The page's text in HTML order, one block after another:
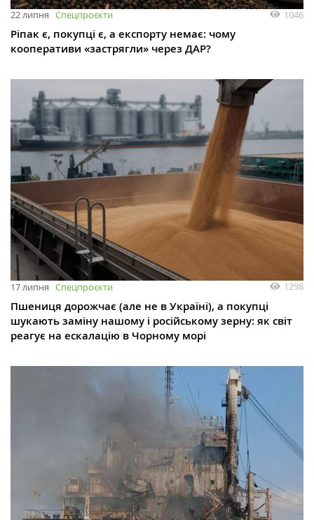
22 липня Спецпроєкти 1046
Ріпак є, покупці є, а експорту немає: чому
кооперативи «застрягли» через ДАР?
17 липня Спецпроєкти 1298
Пшениця дорожчає (але не в Україні), а покупці
шукають заміну нашому і російському зерну: як світ
реагує на ескалацію в Чорному морі